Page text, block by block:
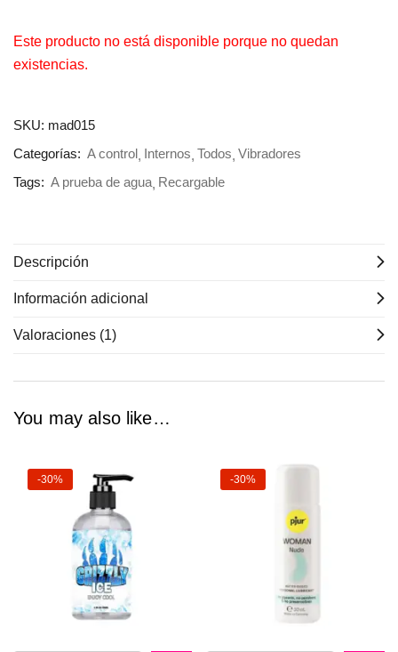
Este producto no está disponible porque no quedan
existencias.
SKU: mad015
Categorías: A control Internos Todos Vibradores
Tags: A prueba de agua Recargable
Descripción
Información adicional
Valoraciones (1)
You may also like…
-30% -30%